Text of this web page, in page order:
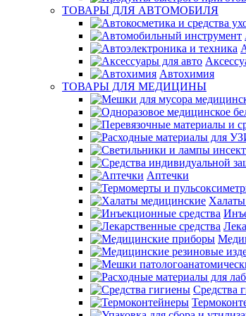
ТОВАРЫ ДЛЯ АВТОМОБИЛЯ
Автохимия
ТОВАРЫ ДЛЯ МЕДИЦИНЫ
Аптечки
Средства